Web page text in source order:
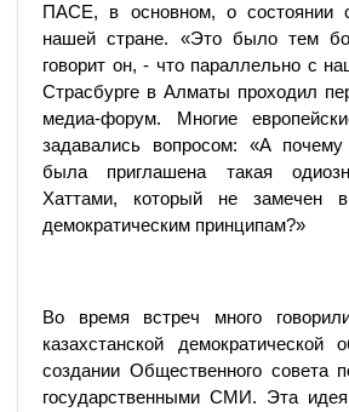
ПАСЕ, в основном, о состоянии
нашей стране. «Это было тем
говорит он, - что параллельно с
Страсбурге в Алматы проходил
медиа-форум. Многие
задавались вопросом: «А
была приглашена такая
Хаттами, который не замечен в
демократическим принципам?»
Во время встреч много
казахстанской демократической
создании Общественного совета
государственными СМИ. Эта